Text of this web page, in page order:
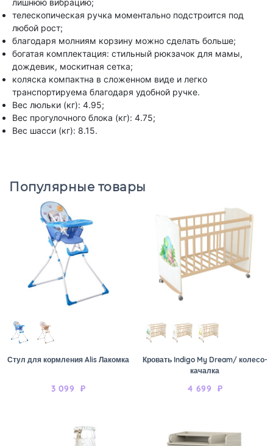
телескопическая ручка моментально подстроится под
любой рост;
благодаря молниям корзину можно сделать больше;
богатая комплектация: стильный рюкзачок для мамы,
дождевик, москитная сетка;
коляска компактна в сложенном виде и легко
транспортируема благодаря удобной ручке.
Вес люльки (кг): 4.95;
Вес прогулочного блока (кг): 4.75;
Вес шасси (кг): 8.15.
Популярные товары
Стул для кормления Alis Лакомка
3 099 ₽
Кровать Indigo My Dream/ колесо-
качалка
4 699 ₽